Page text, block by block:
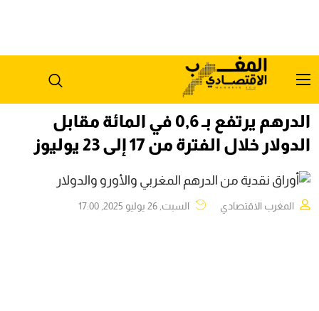
الدرهم يرتفع بـ 0,6 في المائة مقابل
الدولار خلال الفترة من 17 إلى 23 يوليوز
المغرب الاقتصادي السبت, 26 يوليو 2025, 17:00